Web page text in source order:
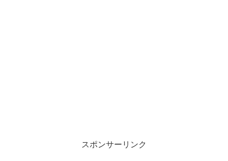
スポンサーリンク